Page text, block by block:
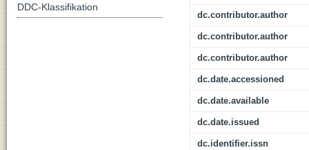
dc.contributor.author
dc.contributor.author
dc.contributor.author
dc.date.accessioned
dc.date.available
dc.date.issued
dc.identifier.issn
DDC-Klassifikation